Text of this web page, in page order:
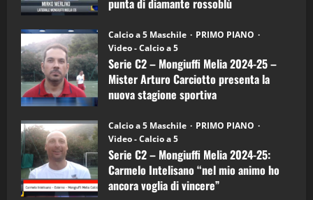
(Mongiuffi
punta di diamante rossoblù
Calcio a 5 Maschile
PRIMO PIANO
Video - Calcio a 5
Serie C2 – Mongiuffi Melia 2024-25 –
Mister Arturo Carciotto presenta la
nuova stagione sportiva
Calcio a 5 Maschile
PRIMO PIANO
Video - Calcio a 5
Serie C2 – Mongiuffi Melia 2024-25:
Carmelo Intelisano “nel mio animo ho
ancora voglia di vincere”
5
“SportEmpire” in Podcast: 26^ Puntata
(Martedi 07 Aprile 2026)
08/04/2026
1
“SportEmpire” in Podcast: 30^ Puntata
(Martedi 05 Maggio 2026)
08/05/2026